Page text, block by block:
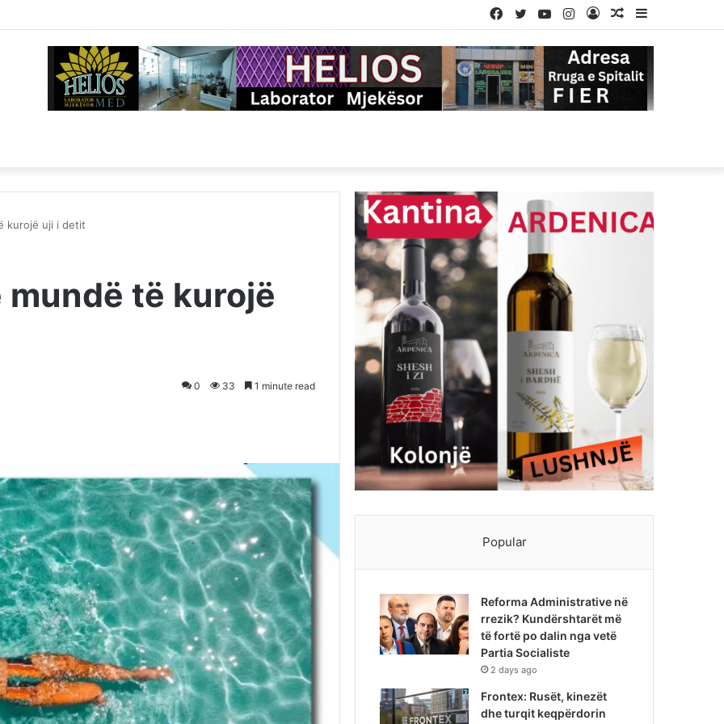
Sidebar
Random
Log
Instagram
YouTube
Twitter
Facebook
kurojë uji i detit
të kurojë
0 33 1 minute read
Popular
Reforma Administrative në
rrezik? Kundërshtarët më
të fortë po dalin nga vetë
Partia Socialiste
2 days ago
Frontex: Rusët, kinezët
dhe turqit keqpërdorin